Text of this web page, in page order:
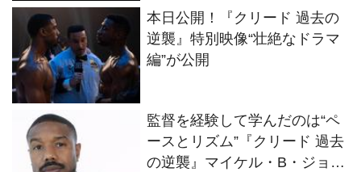
本日公開！『クリード 過去の
逆襲』特別映像“壮絶なドラマ
編”が公開
監督を経験して学んだのは“ペ
ースとリズム”『クリード 過去
の逆襲』マイケル・B・ジョー